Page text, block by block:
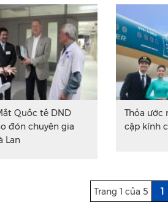
Quốc tế DND
đón chuyên gia
Lan
Thỏa ước
cặp kính
Trang 1 của 5 1